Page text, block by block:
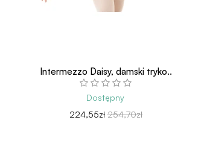
Intermezzo Daisy, damski tryko..
Dostępny
224,55zł 254,70zł